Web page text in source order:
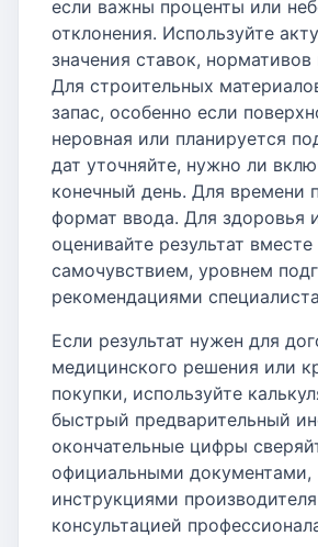
если важны проценты или
отклонения. Используйте
значения ставок,
Для строительных
запас, особенно если
неровная или планируется
дат уточняйте, нужно ли
конечный день. Для времени
формат ввода. Для здоровья
оценивайте результат вместе
самочувствием, уровнем
рекомендациями
Если результат нужен для
медицинского решения или
покупки, используйте
быстрый предварительный
окончательные цифры
официальными документами,
инструкциями
консультацией